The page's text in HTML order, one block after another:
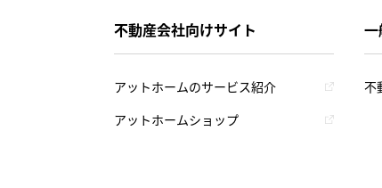
不動産会社向けサイト
アットホームのサービス紹介
アットホームショップ
一
不